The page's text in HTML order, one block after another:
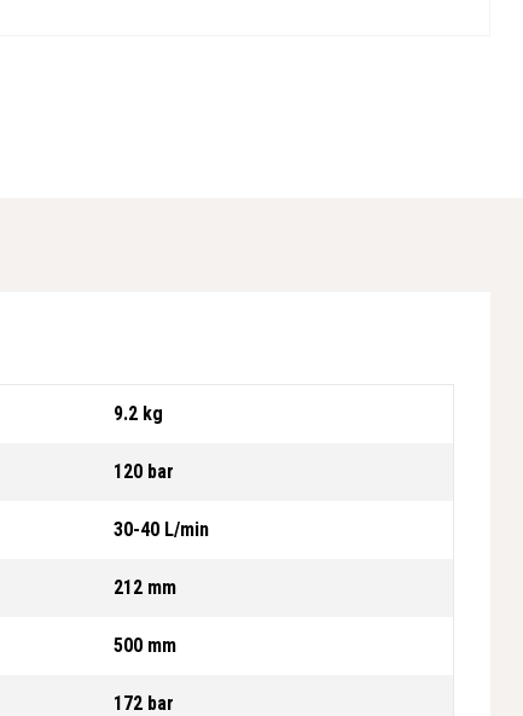
9.2 kg
120 bar
30-40 L/min
212 mm
500 mm
172 bar